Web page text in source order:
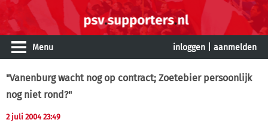
Menu inloggen aanmelden
"Vanenburg wacht nog op contract; Zoetebier persoonlijk
nog niet rond?"
2 juli 2004 23:49